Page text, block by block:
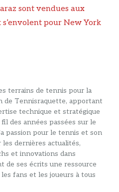
sont vendues aux
s’envolent pour New York
terrains de tennis pour la
de Tennisraquette, apportant
technique et stratégique
fil des années passées sur le
passion pour le tennis et son
dernières actualités,
et innovations dans
de ses écrits une ressource
fans et les joueurs à tous